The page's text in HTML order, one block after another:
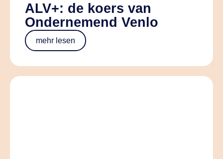
ALV+: de koers van
Ondernemend Venlo
mehr lesen